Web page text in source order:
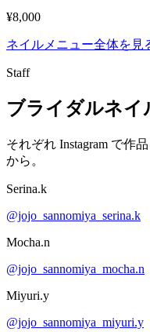
¥8,000
ネイルメニュー全体を見
Staff
ブライダルネイ
それぞれ Instagram で作
から。
Serina.k
@jojo_sannomiya_serina.k
Mocha.n
@jojo_sannomiya_mocha.n
Miyuri.y
@jojo_sannomiya_miyuri.y